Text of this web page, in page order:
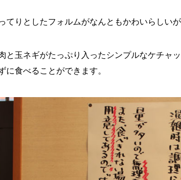
てりとしたフォルムがなんともかわいらしい
と玉ネギがたっぷり入ったシンプルなケチャ
に食べることができます。